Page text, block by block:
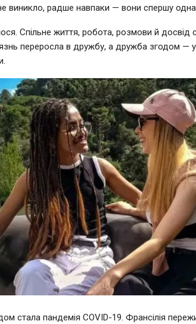
виникло, радше навпаки — вони спершу
Спільне життя, робота, розмови й досвід
переросла в дружбу, а дружба згодом —
стала пандемія COVID-19. Франсілія